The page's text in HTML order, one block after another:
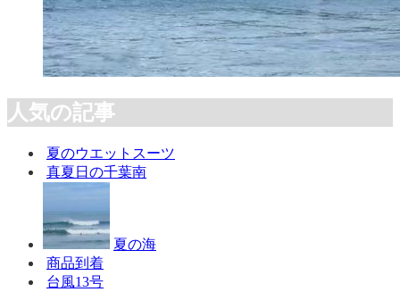
人気の記事
夏のウエットスーツ
真夏日の千葉南
夏の海
商品到着
台風13号